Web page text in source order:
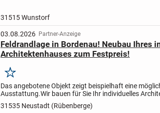
31515 Wunstorf
03.08.2026 Partner-Anzeige
Feldrandlage in Bordenau! Neubau Ihres
Architektenhauses zum Festpreis!
Merken
Das angebotene Objekt zeigt beispielhaft eine
Ausstattung.Wir bauen für Sie Ihr individuelles
auf Stein. Grundsolide.
- zum garantierten...
31535 Neustadt (Rübenberge)